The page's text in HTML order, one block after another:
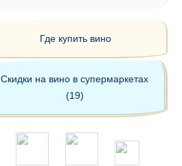
Где купить вино
Скидки на вино в супермаркетах
(19)